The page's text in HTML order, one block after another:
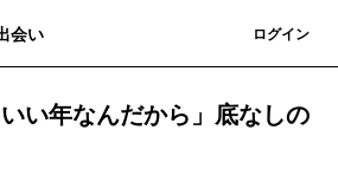
会い ログイン
いい年なんだから」底なしの